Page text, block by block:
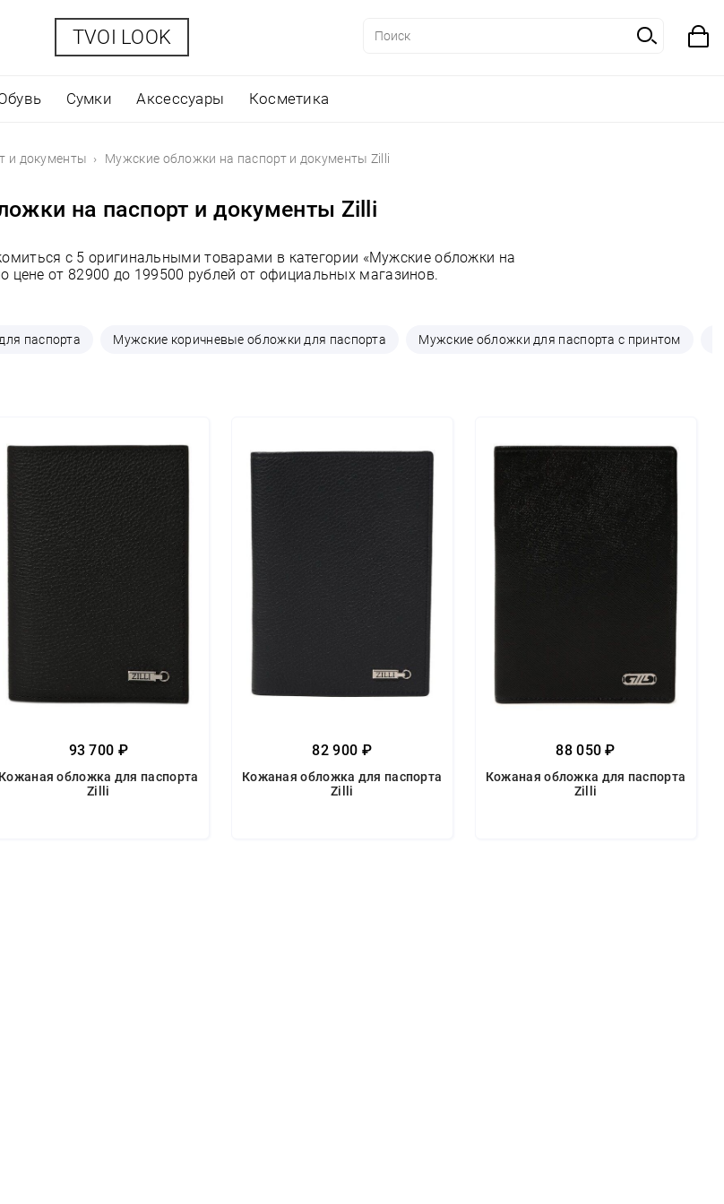
Сумки Аксессуары Косметика
TVOI LOOK
и документы Мужские обложки на паспорт и документы Zilli
на паспорт и документы Zilli
с 5 оригинальными товарами в категории «Мужские обложки на
цене от 82900 до 199500 рублей от официальных магазинов.
паспорта Мужские коричневые обложки для паспорта Мужские обложки для паспорта с принтом
93 700 ₽
Кожаная обложка для паспорта
Zilli
82 900 ₽
Кожаная обложка для паспорта
Zilli
88 050 ₽
Кожаная обложка для паспорта
Zilli